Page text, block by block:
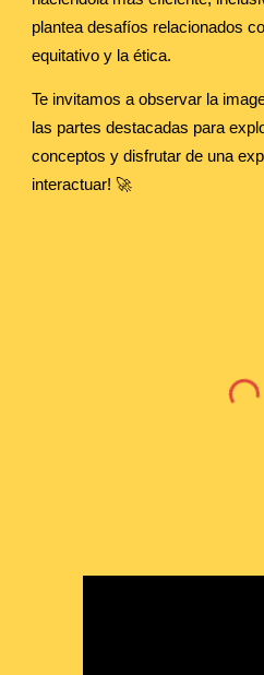
plantea desafíos relacionados
equitativo y la ética.
Te invitamos a observar la
las partes destacadas para
conceptos y disfrutar de una
interactuar! 🚀